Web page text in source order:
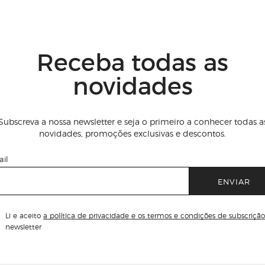
Receba todas as
novidades
a nossa newsletter e seja o primeiro a conhecer todas
novidades, promoções exclusivas e descontos.
ENVIAR
Li e aceito a política de privacidade e os termos e condições de subscrição
newsletter